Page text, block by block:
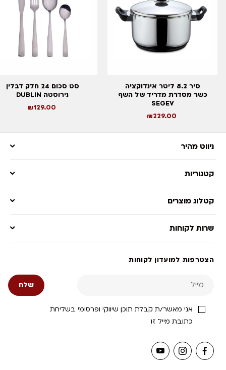
סיר 8.2 ליטר אינדוקציה
כשר מסדרת מדריד של השף
SEGEV
229.00
₪
סט סכום 24 חלק דבלין
נירוסטה DUBLIN
129.00
₪
ניווט מהיר
קטגוריות
קטלוג מוצרים
שרות לקוחות
הצטרפות למועדון לקוחות
אני מאשר/ת קבלת תוכן שיווקי ופרסומי בשליחת
כתובת מייל זו